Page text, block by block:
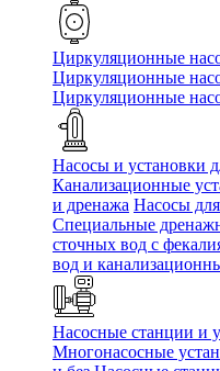
Циркуляционные
Циркуляционные
Циркуляционные
Насосы и установки
Канализационные
и дренажа Насосы
Специальные
сточных вод c
вод и
Насосные станции и
Многонасосные